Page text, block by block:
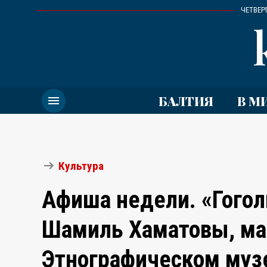
menu БАЛТИЯ В
arrow_right_alt Культура
Афиша недели.
Шамиль Хаматовы,
Этнографическом